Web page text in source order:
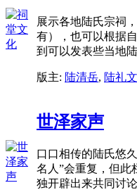
展示各地陆氏宗祠
有），也可以根据
到可以发表些当地
版主: 陆清岳, 陆礼文
世泽家声
口口相传的陆氏悠
名人”会重复，但此
独开辟出来共同讨论